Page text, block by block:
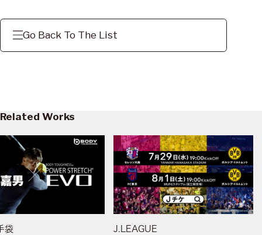
Go Back To The List
Related Works
袋 J.LEAGUE